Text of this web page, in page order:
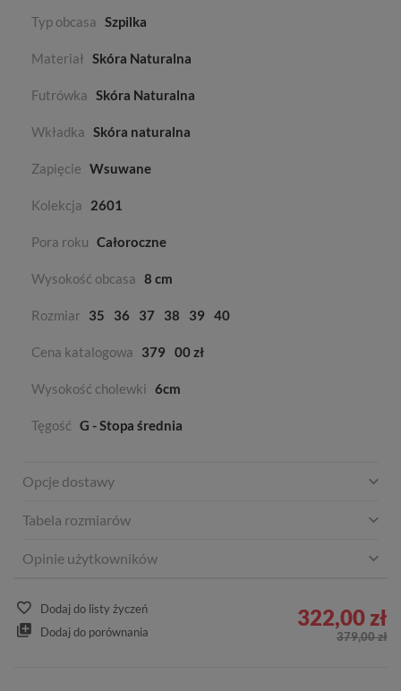
Typ obcasa Szpilka
Materiał Skóra Naturalna
Futrówka Skóra Naturalna
Wkładka Skóra naturalna
Zapięcie Wsuwane
Kolekcja 2601
Pora roku Całoroczne
Wysokość obcasa 8 cm
Rozmiar 35 36 37 38 39 40
Cena katalogowa 379 00 zł
Wysokość cholewki 6cm
Tęgość G - Stopa średnia
Opcje dostawy
Tabela rozmiarów
Opinie użytkowników
Dodaj do listy życzeń
Dodaj do porównania
322,00 zł
379,00 zł